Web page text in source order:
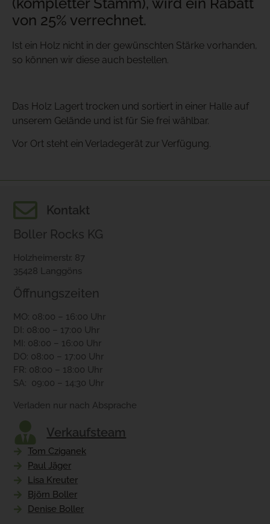
von 25% verrechnet.
Ist ein Holz nicht in der gewünschten Stärke vorhanden,
so können wir diese auch bestellen.
Das Holz Lagert trocken und sortiert in einer Halle auf
unserem Gelände und ist für Sie frei wählbar.
Vor Ort steht ein Verladegerät zur Verfügung.
Kontakt
Boller Rocks KG
Holzheimerstr. 87
35428 Langgöns
Öffnungszeiten
MO: 08:00 – 16:00 Uhr
DI: 08:00 – 17:00 Uhr
MI: 08:00 – 16:00 Uhr
DO: 08:00 – 17:00 Uhr
FR: 08:00 – 18:00 Uhr
SA: 09:00 – 14:30 Uhr
Verladen nur nach Absprache
Verkaufsteam
Tom Cziganek
Paul Jäger
Lisa Kreuter
Björn Boller
Denise Boller